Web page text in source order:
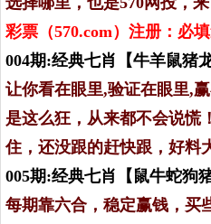
彩票（570.com）注册：必填
004期:经典七肖【牛羊鼠猪
让你看在眼里,验证在眼里,
是这么狂，从来都不会说慌
住，还没跟的赶快跟，好料
005期:经典七肖【鼠牛蛇狗
每期靠六合，稳定赢钱，买